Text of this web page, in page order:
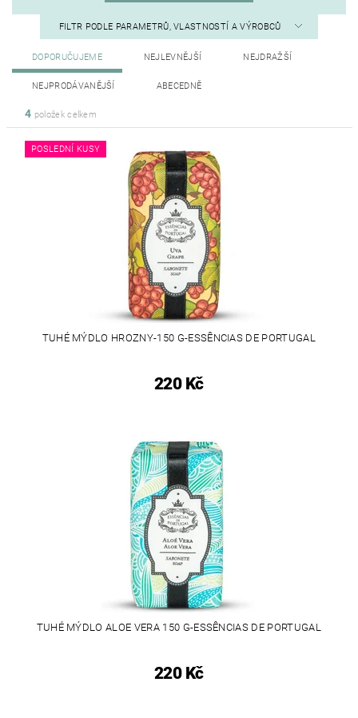
FILTR PODLE PARAMETRŮ, VLASTNOSTÍ A VÝROBCŮ
DOPORUČUJEME NEJLEVNĚJŠÍ NEJDRAŽŠÍ
NEJPRODÁVANĚJŠÍ ABECEDNĚ
4 položek celkem
POSLEDNÍ KUSY
TUHÉ MÝDLO HROZNY-150 G-ESSÊNCIAS DE PORTUGAL
220 Kč
TUHÉ MÝDLO ALOE VERA 150 G-ESSÊNCIAS DE PORTUGAL
220 Kč